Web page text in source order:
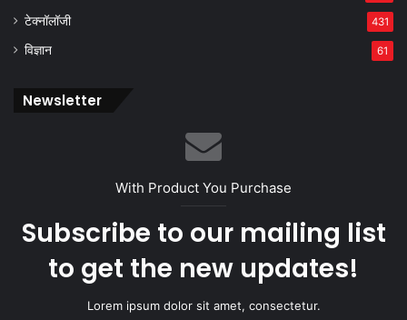
टेक्नॉलॉजी 431
विज्ञान 61
Newsletter
With Product You Purchase
Subscribe to our mailing list
to get the new updates!
Lorem ipsum dolor sit amet, consectetur.